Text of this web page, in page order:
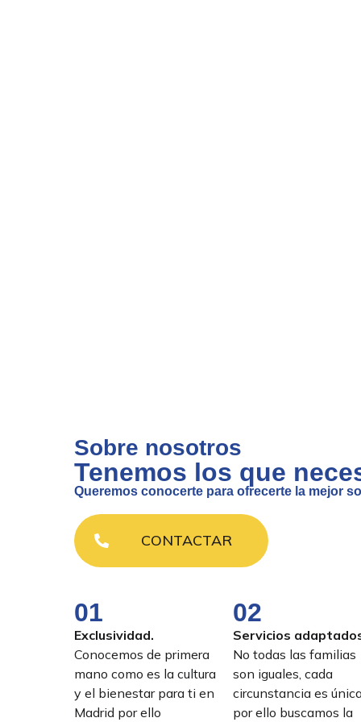
Sobre nosotros
Tenemos los que
Queremos conocerte para ofrecerte la mejor
CONTACTAR
01
Exclusividad.
Conocemos de primera
mano como es la cultura
y el bienestar para ti en
Madrid por ello
02
Servicios
No todas las familias
son iguales, cada
circunstancia es
por ello buscamos la